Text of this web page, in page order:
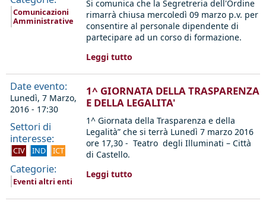
Comunicazioni
Amministrative
Si comunica che la Segretreria dell'Ordine
rimarrà chiusa mercoledì 09 marzo p.v. per
consentire al personale dipendente di
partecipare ad un corso di formazione.
Leggi tutto
Date evento:
Lunedì, 7 Marzo,
2016 - 17:30
Settori di
interesse:
CIV IND ICT
Categorie:
Eventi altri enti
1^ GIORNATA DELLA TRASPARENZA
E DELLA LEGALITA'
1^ Giornata della Trasparenza e della
Legalità” che si terrà Lunedì 7 marzo 2016
ore 17,30 - Teatro degli Illuminati – Città
di Castello.
Leggi tutto